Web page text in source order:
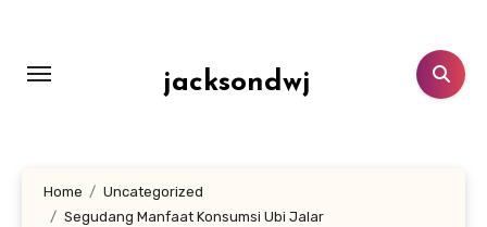
konten
jacksondwj
Home
Uncategorized
Segudang Manfaat Konsumsi Ubi Jalar